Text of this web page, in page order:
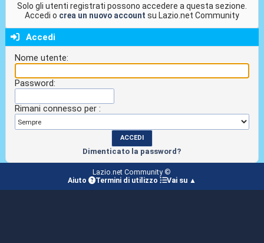
Solo gli utenti registrati possono accedere a questa sezione.
Accedi o crea un nuovo account su Lazio.net Community
Accedi
Nome utente:
Password:
Rimani connesso per :
Dimenticato la password?
Lazio.net Community ©
Aiuto
Termini di utilizzo Vai su ▲